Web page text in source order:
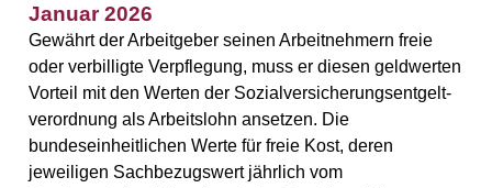
Team
Karriere
Kontakt
Datenschutz
Impressum
Januar 2026
Gewährt der Arbeitgeber seinen Arbeitnehmern freie
oder verbilligte Verpflegung, muss er diesen geldwerten
Vorteil mit den Werten der Sozialversicherungs­entgelt­
verordnung als Arbeitslohn ansetzen. Die
bundeseinheitlichen Werte für freie Kost, deren
jeweiligen Sachbezugswert jährlich vom